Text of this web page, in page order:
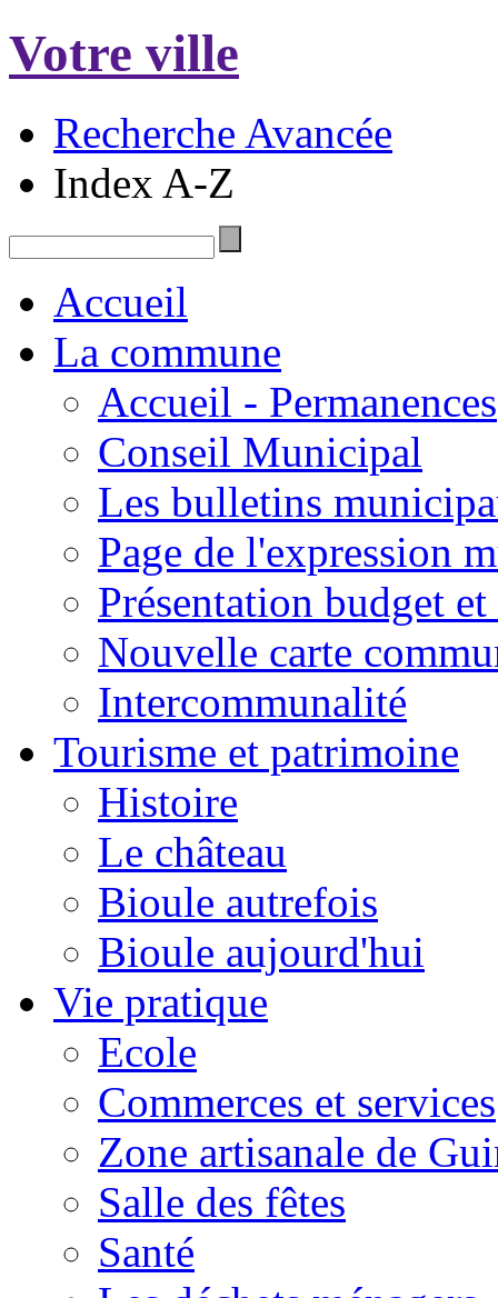
Votre ville
Recherche Avancée
Index A-Z
Accueil
La commune
Accueil - Permanences
Conseil Municipal
Les bulletins
Page de l'expression
Présentation budget
Nouvelle carte
Intercommunalité
Tourisme et patrimoine
Histoire
Le château
Bioule autrefois
Bioule aujourd'hui
Vie pratique
Ecole
Commerces et services
Zone artisanale de
Salle des fêtes
Santé